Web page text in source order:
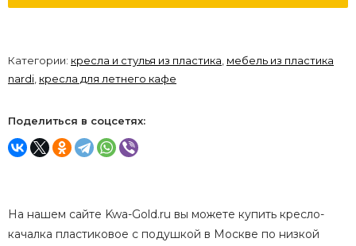
Категории: кресла и стулья из пластика, мебель из пластика
nardi, кресла для летнего кафе
Поделиться в соцсетях:
На нашем сайте Kwa-Gold.ru вы можете купить кресло-
качалка пластиковое с подушкой в Москве по низкой